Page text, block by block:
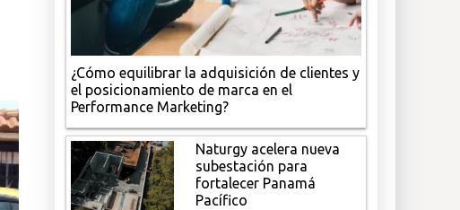
¿Cómo equilibrar la adquisición de clientes y
el posicionamiento de marca en el
Performance Marketing?
Naturgy acelera nueva
subestación para
fortalecer Panamá
Pacífico